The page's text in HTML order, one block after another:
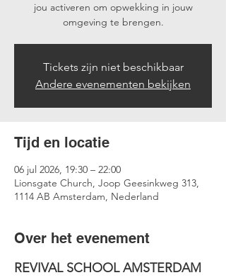
jou activeren om opwekking in jouw
omgeving te brengen.
Tickets zijn niet beschikbaar
Andere evenementen bekijken
Tijd en locatie
06 jul 2026, 19:30 – 22:00
Lionsgate Church, Joop Geesinkweg 313,
1114 AB Amsterdam, Nederland
Over het evenement
REVIVAL SCHOOL AMSTERDAM